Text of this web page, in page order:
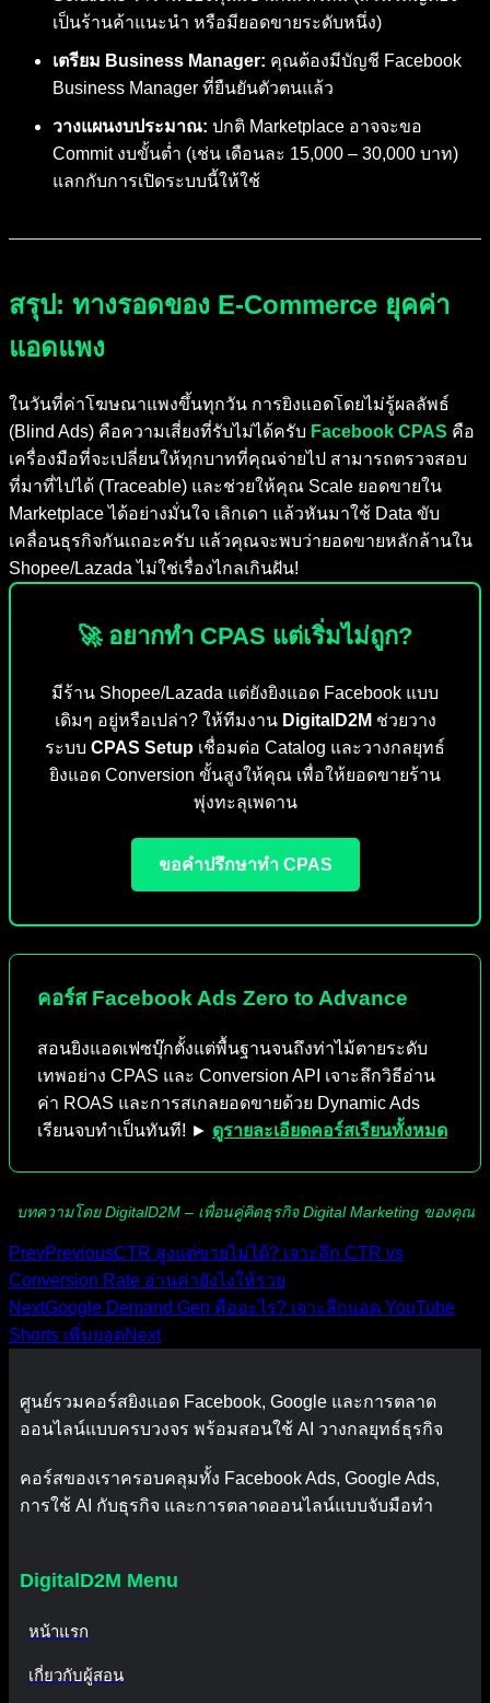
เป็นร้านค้าแนะนำ หรือมียอดขายระดับหนึ่ง)
เตรียม Business Manager: คุณต้องมีบัญชี Facebook
Business Manager ที่ยืนยันตัวตนแล้ว
วางแผนงบประมาณ: ปกติ Marketplace อาจจะขอ
Commit งบขั้นต่ำ (เช่น เดือนละ 15,000 – 30,000 บาท)
แลกกับการเปิดระบบนี้ให้ใช้
สรุป: ทางรอดของ E-Commerce ยุคค่า
แอดแพง
ในวันที่ค่าโฆษณาแพงขึ้นทุกวัน การยิงแอดโดยไม่รู้ผลลัพธ์
(Blind Ads) คือความเสี่ยงที่รับไม่ได้ครับ Facebook CPAS คือ
เครื่องมือที่จะเปลี่ยนให้ทุกบาทที่คุณจ่ายไป สามารถตรวจสอบ
ที่มาที่ไปได้ (Traceable) และช่วยให้คุณ Scale ยอดขายใน
Marketplace ได้อย่างมั่นใจ เลิกเดา แล้วหันมาใช้ Data ขับ
เคลื่อนธุรกิจกันเถอะครับ แล้วคุณจะพบว่ายอดขายหลักล้านใน
Shopee/Lazada ไม่ใช่เรื่องไกลเกินฝัน!
🚀 อยากทำ CPAS แต่เริ่มไม่ถูก?
มีร้าน Shopee/Lazada แต่ยังยิงแอด Facebook แบบ
เดิมๆ อยู่หรือเปล่า? ให้ทีมงาน DigitalD2M ช่วยวาง
ระบบ CPAS Setup เชื่อมต่อ Catalog และวางกลยุทธ์
ยิงแอด Conversion ขั้นสูงให้คุณ เพื่อให้ยอดขายร้าน
พุ่งทะลุเพดาน
ขอคำปรึกษาทำ CPAS
คอร์ส Facebook Ads Zero to Advance
สอนยิงแอดเฟซบุ๊กตั้งแต่พื้นฐานจนถึงท่าไม้ตายระดับ
เทพอย่าง CPAS และ Conversion API เจาะลึกวิธีอ่าน
ค่า ROAS และการสเกลยอดขายด้วย Dynamic Ads
เรียนจบทำเป็นทันที! ► ดูรายละเอียดคอร์สเรียนทั้งหมด
บทความโดย DigitalD2M – เพื่อนคู่คิดธุรกิจ Digital Marketing ของคุณ
PrevPreviousCTR สูงแต่ขายไม่ได้? เจาะลึก CTR vs
Conversion Rate อ่านค่ายังไงให้รวย
NextGoogle Demand Gen คืออะไร? เจาะลึกแอด YouTube
Shorts เพิ่มยอดNext
ศูนย์รวมคอร์สยิงแอด Facebook, Google และการตลาด
ออนไลน์แบบครบวงจร พร้อมสอนใช้ AI วางกลยุทธ์ธุรกิจ
คอร์สของเราครอบคลุมทั้ง Facebook Ads, Google Ads,
การใช้ AI กับธุรกิจ และการตลาดออนไลน์แบบจับมือทำ
DigitalD2M Menu
หน้าแรก
เกี่ยวกับผู้สอน